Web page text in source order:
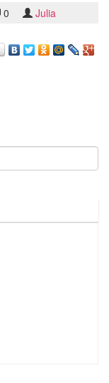
0 Julia